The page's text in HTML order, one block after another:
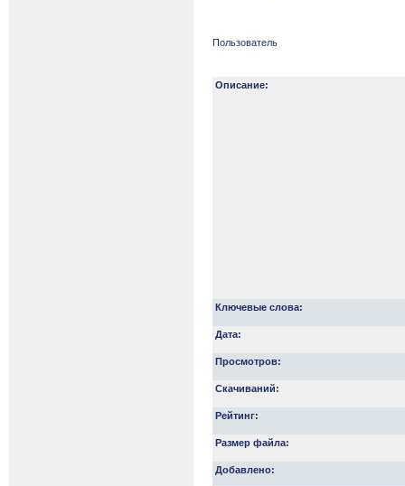
Пользователь
Описание:
Ключевые слова:
Дата:
Просмотров:
Скачиваний:
Рейтинг:
Размер файла:
Добавлено: